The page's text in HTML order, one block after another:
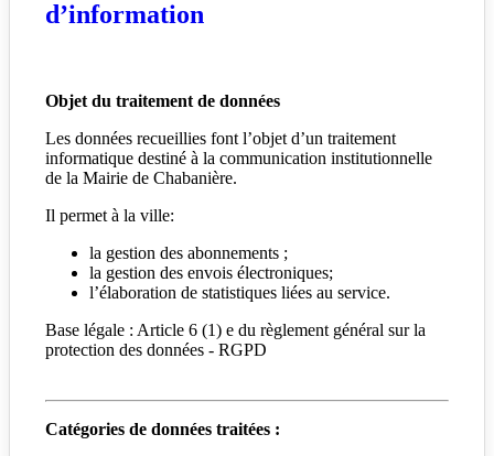
d’information
Objet du traitement de données
Les données recueillies font l’objet d’un traitement
informatique destiné à la communication institutionnelle
de la Mairie de Chabanière.
Il permet à la ville:
la gestion des abonnements ;
la gestion des envois électroniques;
l’élaboration de statistiques liées au service.
Base légale : Article 6 (1) e du règlement général sur la
protection des données - RGPD
Catégories de données traitées :